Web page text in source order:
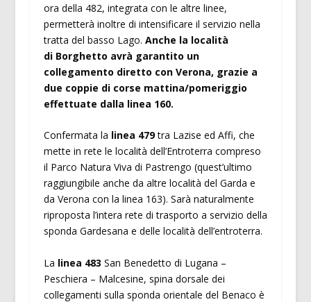
ora della 482, integrata con le altre linee,
permetterà inoltre di intensificare il servizio nella
tratta del basso Lago. Anche la località
di Borghetto avrà garantito un
collegamento diretto con Verona, grazie a
due coppie di corse mattina/pomeriggio
effettuate dalla linea 160.
Confermata la linea 479tra Lazise ed Affi, che
mette in rete le località dell’Entroterra compreso
il Parco Natura Viva di Pastrengo (quest’ultimo
raggiungibile anche da altre località del Garda e
da Verona con la linea 163). Sarà naturalmente
riproposta l’intera rete di trasporto a servizio della
sponda Gardesana e delle località dell’entroterra.
La linea 483 San Benedetto di Lugana –
Peschiera – Malcesine, spina dorsale dei
collegamenti sulla sponda orientale del Benaco è